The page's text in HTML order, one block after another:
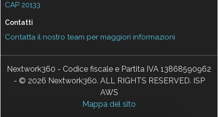
CAP 20133
Contatti
Contatta il nostro team per maggiori informazioni
Nextwork360 - Codice fiscale e Partita IVA 13868590962
- © 2026 Nextwork360. ALL RIGHTS RESERVED. ISP
AWS
Mappa del sito